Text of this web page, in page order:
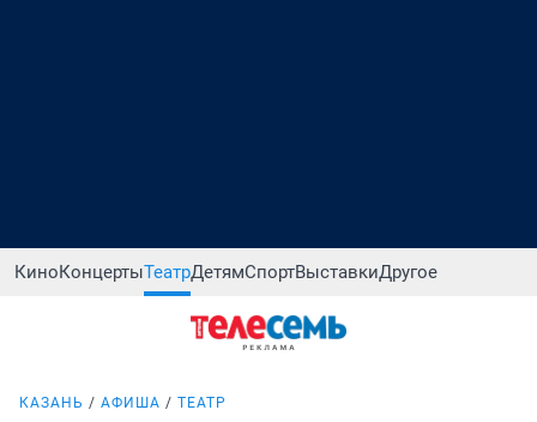
КиноКонцертыТеатрДетямСпортВыставкиДругое
КАЗАНЬ АФИША ТЕАТР